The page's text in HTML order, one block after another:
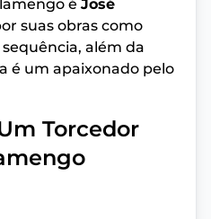
é José
suas obras como
além da
é um apaixonado pelo
Torcedor